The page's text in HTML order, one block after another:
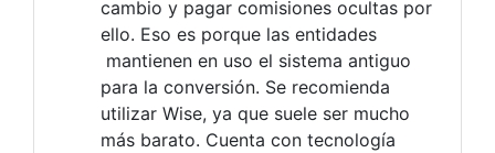
cambio y pagar comisiones ocultas por
ello. Eso es porque las entidades
mantienen en uso el sistema antiguo
para la conversión. Se recomienda
utilizar Wise, ya que suele ser mucho
más barato. Cuenta con tecnología